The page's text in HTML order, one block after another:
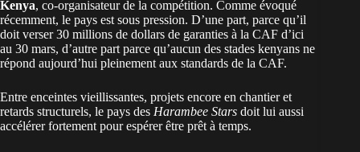
Kenya, co-organisateur de la compétition. Comme évoqué
récemment, le pays est sous pression. D’une part, parce qu’il
doit verser 30 millions de dollars de garanties à la CAF d’ici
au 30 mars, d’autre part parce qu’aucun des stades kenyans ne
répond aujourd’hui pleinement aux standards de la CAF.
Entre enceintes vieillissantes, projets encore en chantier et
retards structurels, le pays des Harambee Stars doit lui aussi
accélérer fortement pour espérer être prêt à temps.